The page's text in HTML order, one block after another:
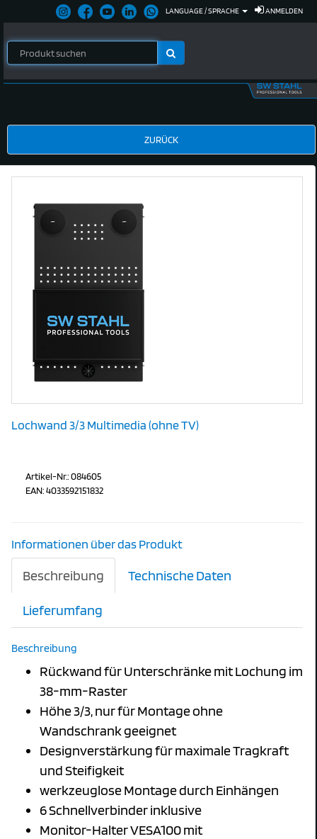
ANMELDEN
LANGUAGE / SPRACHE
Lochwand 3/3 Multimedia (ohne TV)
Artikel-Nr.: 084605
EAN: 4033592151832
Informationen über das Produkt
Beschreibung Technische Daten
Lieferumfang
Beschreibung
Rückwand für Unterschränke mit Lochung im
38-mm-Raster
Höhe 3/3, nur für Montage ohne
Wandschrank geeignet
Designverstärkung für maximale Tragkraft
und Steifigkeit
werkzeuglose Montage durch Einhängen
6 Schnellverbinder inklusive
Monitor-Halter VESA100 mit